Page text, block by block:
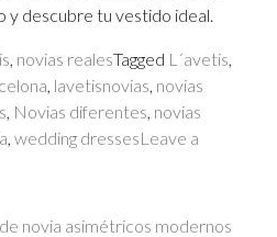
y descubre tu vestido ideal.
, novias realesTagged L´avetis,
, lavetisnovias, novias
, Novias diferentes, novias
, wedding dressesLeave a
novia asimétricos modernos